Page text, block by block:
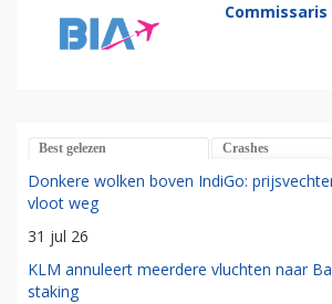
Commissaris
Best gelezen Crashes
Donkere wolken boven IndiGo:
vloot weg
31 jul 26
KLM annuleert meerdere vluchten naar
staking